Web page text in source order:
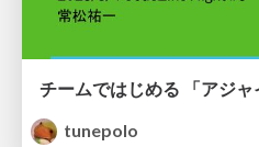
tunepolo